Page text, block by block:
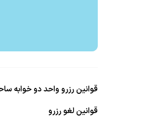
قوانین رزرو واحد دو خوابه
قوانین لغو رزرو